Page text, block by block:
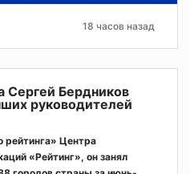
18 часов назад
Сергей Бердников
руководителей
рейтинга» Центра
«Рейтинг», он занял